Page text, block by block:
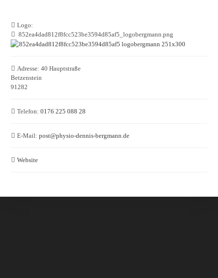
Logo:
852ea4dad812f8fcc523be3594d85af5_logobergmann.png
Adresse: 40 Hauptstraße
Betzenstein
91282
Telefon: 0176 225 088 28
E-Mail: post@physio-dennis-bergmann.de
Website